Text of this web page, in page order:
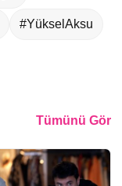
#YükselAksu
Tümünü Gör